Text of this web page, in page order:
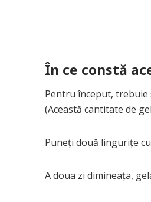
În ce constă
Pentru început, trebuie
(Această cantitate de
Puneți două lingurițe
A doua zi dimineața,